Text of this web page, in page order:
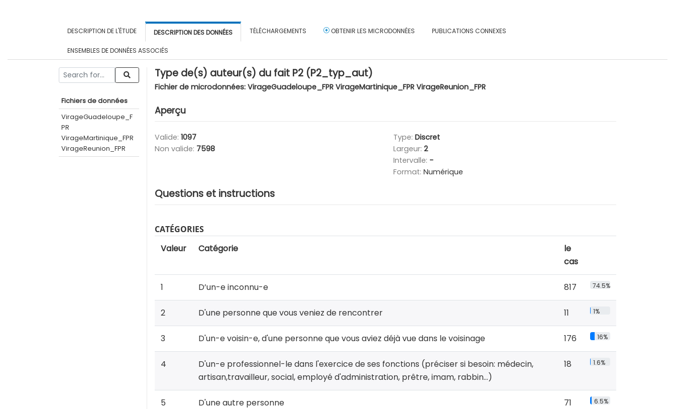
DESCRIPTION DE L'ÉTUDE DESCRIPTION DES DONNÉES TÉLÉCHARGEMENTS OBTENIR LES MICRODONNÉES PUBLICATIONS CONNEXES
ENSEMBLES DE DONNÉES ASSOCIÉS
Fichiers de données
VirageGuadeloupe_F
PR
VirageMartinique_FPR
VirageReunion_FPR
Type de(s) auteur(s) du fait P2 (P2_typ_aut)
Fichier de microdonnées: VirageGuadeloupe_FPR VirageMartinique_FPR VirageReunion_FPR
Aperçu
Valide: 1097
Non valide: 7598
Type: Discret
Largeur: 2
Intervalle: -
Format: Numérique
Questions et instructions
CATÉGORIES
Valeur Catégorie
le
cas
1 D’un-e inconnu-e 817 74.5%
2 D'une personne que vous veniez de rencontrer 11 1%
3 D'un-e voisin-e, d'une personne que vous aviez déjà vue dans le voisinage 176 16%
4
D'un-e professionnel-le dans l'exercice de ses fonctions (préciser si besoin: médecin,
artisan,travailleur, social, employé d'administration, prêtre, imam, rabbin…)
18 1.6%
5 D'une autre personne 71 6.5%